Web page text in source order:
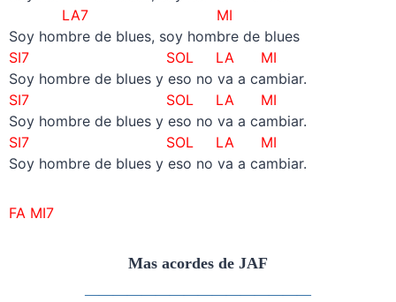
LA7 MI
Soy hombre de blues, soy hombre de blues
SI7 SOL LA MI
Soy hombre de blues y eso no va a cambiar.
SI7 SOL LA MI
Soy hombre de blues y eso no va a cambiar.
SI7 SOL LA MI
Soy hombre de blues y eso no va a cambiar.
FA MI7
Mas acordes de JAF
————————————————